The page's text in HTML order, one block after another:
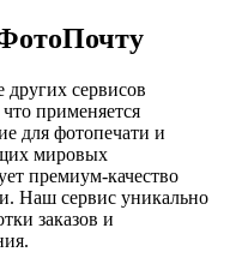
сервисов
применяется
для фотопечати и
мировых
премиум-качество
Наш сервис уникально
заказов и